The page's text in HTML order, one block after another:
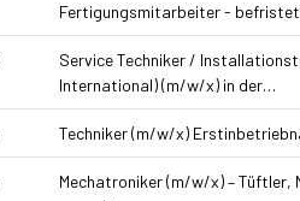
Fertigungsmitarbeiter - befristet
Service Techniker /
International) (m/w/x) in der…
Techniker (m/w/x)
Mechatroniker (m/w/x) – Tüftler,